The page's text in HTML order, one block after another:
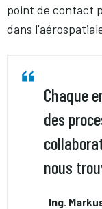
point de contact
dans
Chaque
des
nous
Ing.